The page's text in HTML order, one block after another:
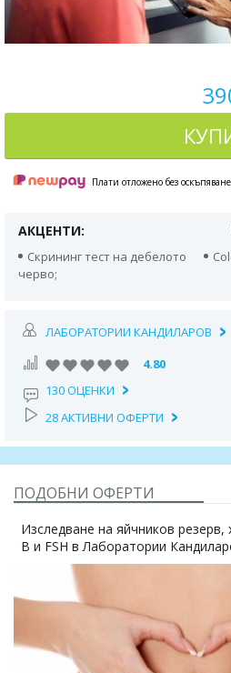
Плати отложено без
АКЦЕНТИ:
Скрининг тест на дебелото
черво;
ЛАБОРАТОРИИ КАНДИЛАРОВ
4.80
130 ОЦЕНКИ
28 АКТИВНИ ОФЕРТИ
ПОДОБНИ ОФЕРТИ
Изследване на яйчников
В и FSH в Лаборатории